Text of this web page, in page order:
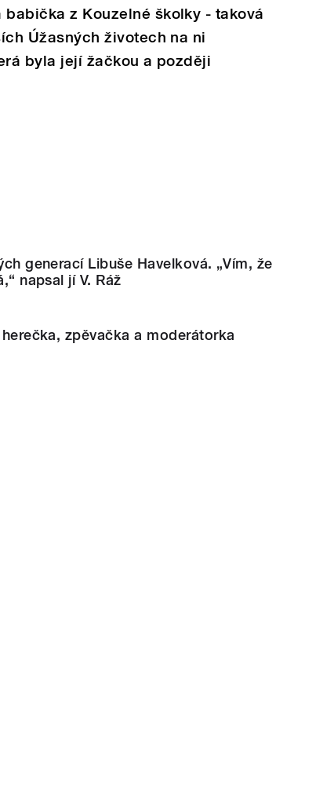
z Kouzelné školky - taková
Úžasných životech na ni
byla její žačkou a později
generací Libuše Havelková. „Vím, že
napsal jí V. Ráž
zpěvačka a moderátorka